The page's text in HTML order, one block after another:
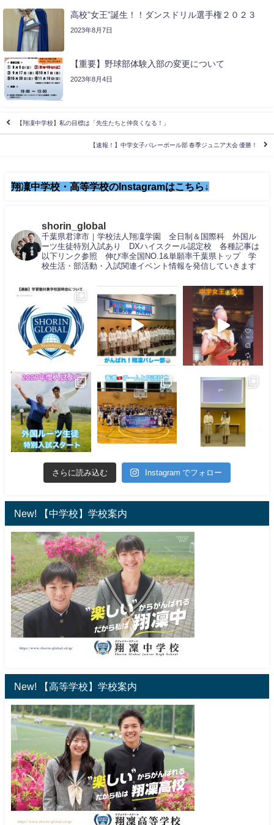
高校”女王”誕生！！ダンスドリル選手権２０２３
2023年8月7日
【重要】野球部体験入部の変更について
2023年8月4日
【翔凜中学校】私の目標は「先生たちと仲良くなる！」
【速報！】中学女子バレーボール部 春季ジュニア大会 優勝！
翔凜中学校・高等学校のInstagramはこちら↓
shorin_global
千葉県君津市｜学校法人翔凜学園 全日制＆国際科 外国ル
ーツ生徒特別入試あり DXハイスクール認定校 各種記事は
以下リンク参照 伸び率全国NO.1&単願率千葉県トップ 学
校生活・部活動・入試関連イベント情報を発信していきます
さらに読み込む Instagram でフォロー
New! 【中学校】学校案内
New! 【高等学校】学校案内